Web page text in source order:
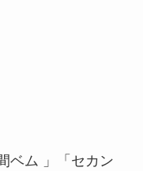
ベム 」「セカン